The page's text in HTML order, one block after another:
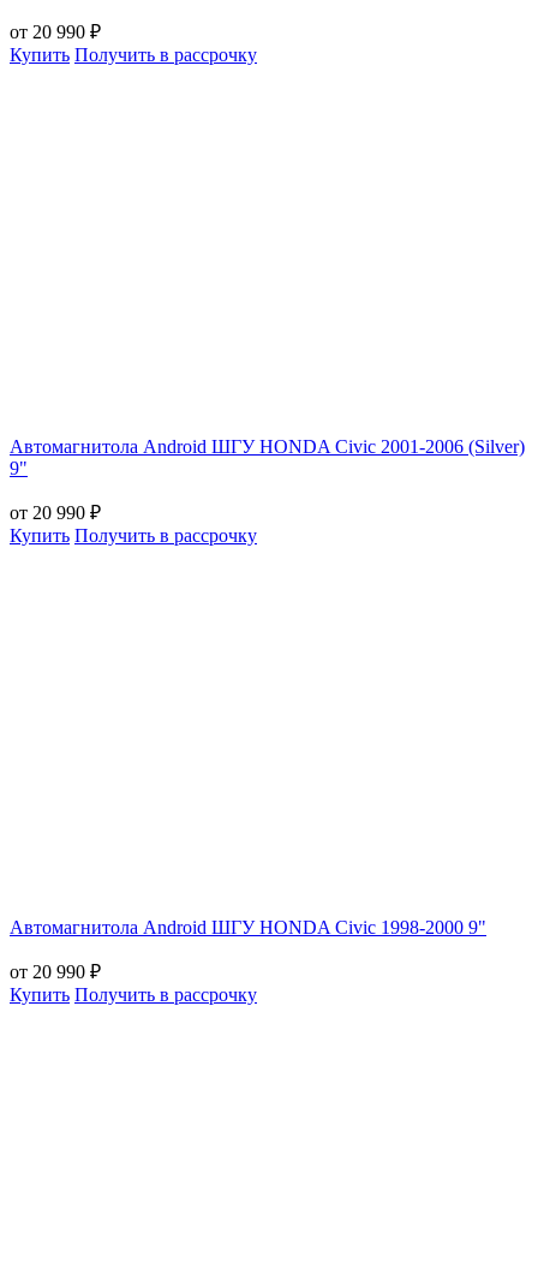
от 20 990 ₽
Купить Получить в рассрочку
Автомагнитола Android ШГУ HONDA Civic 2001-2006 (Silver)
9"
от 20 990 ₽
Купить Получить в рассрочку
Автомагнитола Android ШГУ HONDA Civic 1998-2000 9"
от 20 990 ₽
Купить Получить в рассрочку